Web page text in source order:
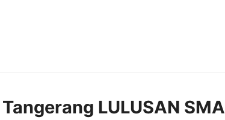
Tangerang LULUSAN SMA